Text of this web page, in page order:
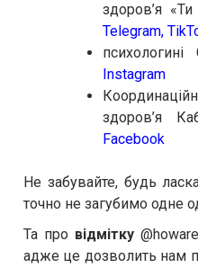
здоров’я «Ти
Telegram,
Instagram
здоров’я
Facebook
Не забувайте, будь
точно не загубимо одне
Та про відмітку
адже це дозволить нам